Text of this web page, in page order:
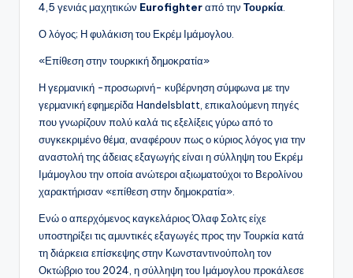
4,5 γενιάς μαχητικών Eurofighterαπό την Τουρκία.
Ο λόγος; Η φυλάκιση του Εκρέμ Ιμάμογλου.
«Επίθεση στην τουρκική δημοκρατία»
Η γερμανική -προσωρινή- κυβέρνηση σύμφωνα με την
γερμανική εφημερίδα Handelsblatt, επικαλούμενη πηγές
που γνωρίζουν πολύ καλά τις εξελίξεις γύρω από το
συγκεκριμένο θέμα, αναφέρουν πως ο κύριος λόγος για την
αναστολή της άδειας εξαγωγής είναι η σύλληψη του Εκρέμ
Ιμάμογλου την οποία ανώτεροι αξιωματούχοι το Βερολίνου
χαρακτήρισαν «επίθεση στην δημοκρατία».
Ενώ ο απερχόμενος καγκελάριος Όλαφ Σολτς είχε
υποστηρίξει τις αμυντικές εξαγωγές προς την Τουρκία κατά
τη διάρκεια επίσκεψης στην Κωνσταντινούπολη τον
Οκτώβριο του 2024, η σύλληψη του Ιμάμογλου προκάλεσε